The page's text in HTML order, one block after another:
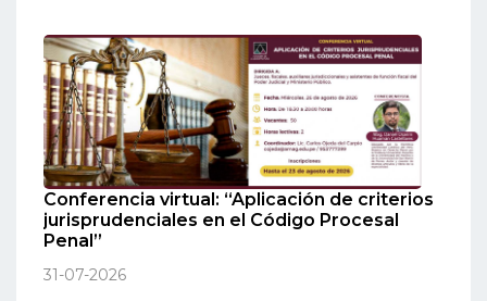
Conferencia virtual: “Aplicación de criterios
jurisprudenciales en el Código Procesal
Penal”
31-07-2026